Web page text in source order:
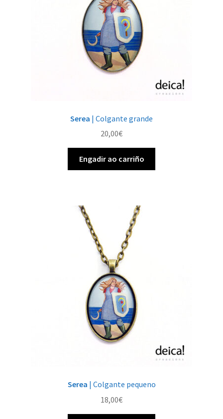
Serea | Colgante grande
20,00€
Engadir ao carriño
Serea | Colgante pequeno
18,00€